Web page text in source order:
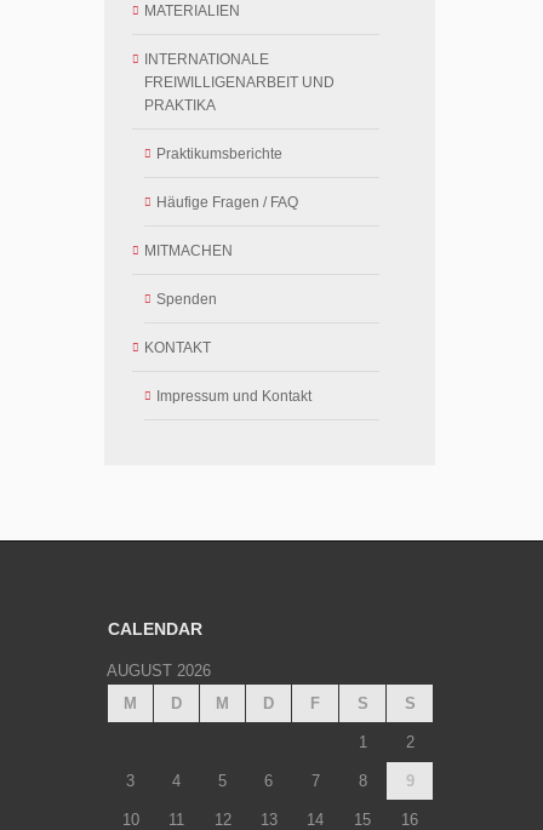
MATERIALIEN
INTERNATIONALE
FREIWILLIGENARBEIT UND
PRAKTIKA
Praktikumsberichte
Häufige Fragen / FAQ
MITMACHEN
Spenden
KONTAKT
Impressum und Kontakt
CALENDAR
AUGUST 2026
M
D M D F S S
1 2
3 4 5 6 7 8 9
10 11 12 13 14 15 16